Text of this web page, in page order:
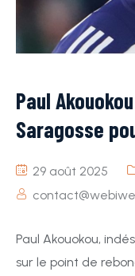
Paul
Saragosse
29 août 2025
Paul Akouokou,
sur le point de